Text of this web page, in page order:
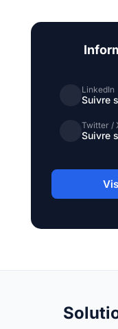
LinkedIn
Suivre
Twitter /
Suivre